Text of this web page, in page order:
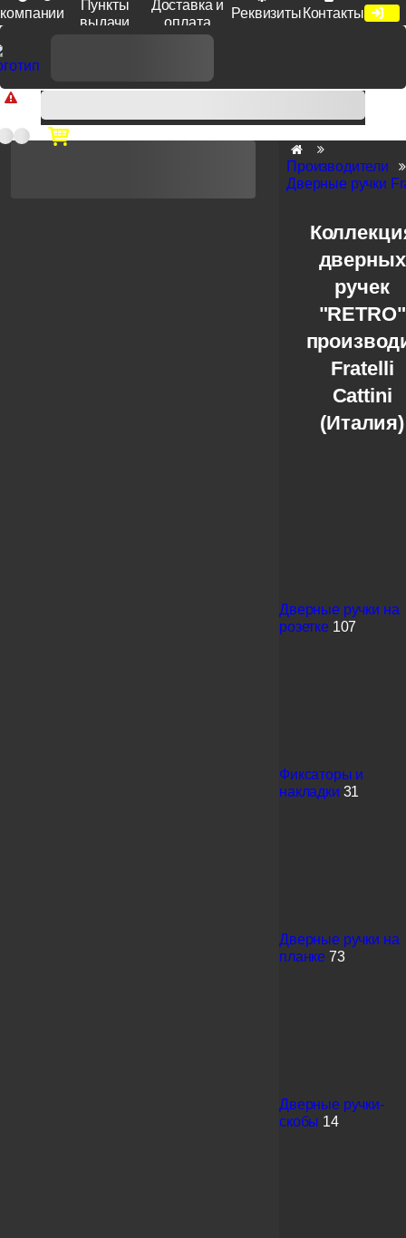
компании
Пункты
выдачи
Доставка и
оплата
Реквизиты Контакты
Доп. скидка от цен на сайте 7% при заказе от 50 тыс. руб
продукции Venezia, Fratelli, Tupai, Extreza, Melodia, Forme при
оплате по счету.
Производители
Дверные ручки
дверных
ручек
"RETRO"
Fratelli
Cattini
(Италия)
Дверные ручки на
розетке 107
Фиксаторы и
накладки 31
Дверные ручки на
планке 73
Дверные ручки-
скобы 14